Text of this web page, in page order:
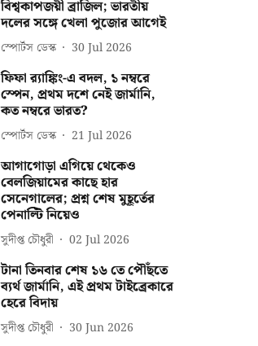
বিশ্বকাপজয়ী ব্রাজিল; ভারতীয়
দলের সঙ্গে খেলা পুজোর আগেই
স্পোর্টস ডেস্ক 30 Jul 2026
ফিফা র‍্যাঙ্কিং-এ বদল, ১ নম্বরে
স্পেন, প্রথম দশে নেই জার্মানি,
কত নম্বরে ভারত?
স্পোর্টস ডেস্ক 21 Jul 2026
আগাগোড়া এগিয়ে থেকেও
বেলজিয়ামের কাছে হার
সেনেগালের; প্রশ্ন শেষ মুহূর্তের
পেনাল্টি নিয়েও
সুদীপ্ত চৌধুরী 02 Jul 2026
টানা তিনবার শেষ ১৬ তে পৌঁছতে
ব্যর্থ জার্মানি, এই প্রথম টাইব্রেকারে
হেরে বিদায়
সুদীপ্ত চৌধুরী 30 Jun 2026